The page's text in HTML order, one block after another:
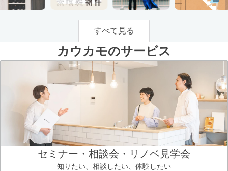
すべて見る
カウカモのサービス
セミナー・相談会・リノベ見学会
知りたい、相談したい、体験したい